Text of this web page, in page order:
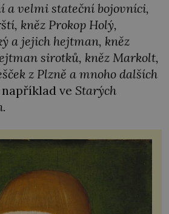
a velmi stateční bojovníci,
kněz Prokop Holý,
a jejich hejtman, kněz
sirotků, kněz Markolt,
z Plzně a mnoho dalších
ve Starých